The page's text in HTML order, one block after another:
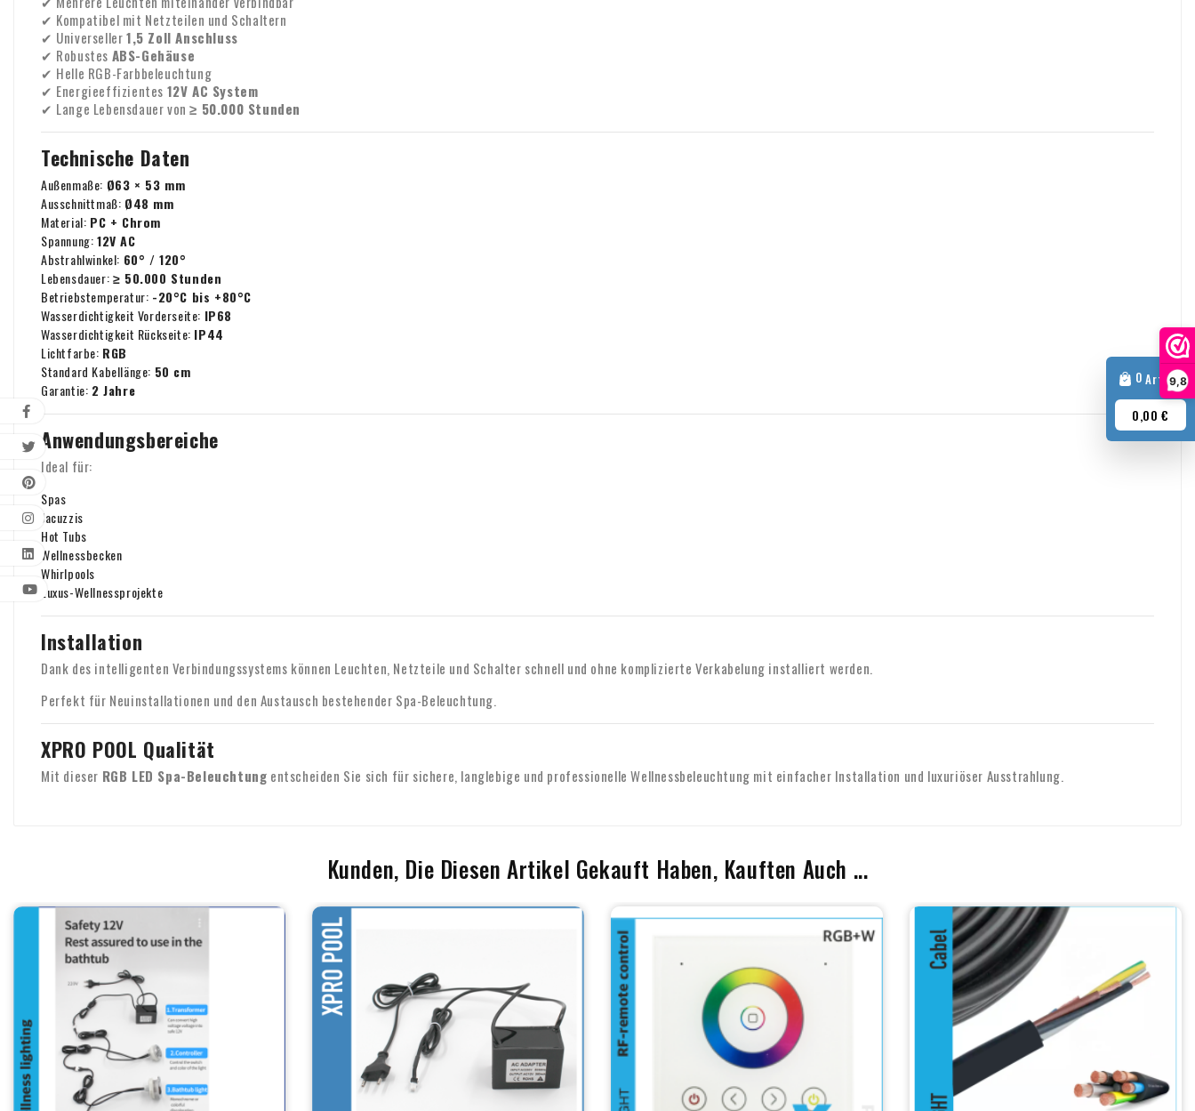
9,8
0Artikel
0,00 €
✔ Kompatibel mit Netzteilen und Schaltern
✔ Universeller1,5 Zoll Anschluss
✔ Robustes ABS-Gehäuse
✔ Helle RGB-Farbbeleuchtung
✔ Energieeffizientes 12V AC System
✔ Lange Lebensdauer von≥ 50.000 Stunden
Technische Daten
Außenmaße: Ø63 × 53 mm
Ausschnittmaß: Ø48 mm
Material: PC + Chrom
Spannung:12V AC
Abstrahlwinkel: 60° / 120°
Lebensdauer:≥ 50.000 Stunden
Betriebstemperatur: -20°C bis +80°C
Wasserdichtigkeit Vorderseite: IP68
Wasserdichtigkeit Rückseite: IP44
Lichtfarbe: RGB
Standard Kabellänge: 50 cm
Garantie: 2 Jahre
Anwendungsbereiche
Ideal für:
Spas
Jacuzzis
Hot Tubs
Wellnessbecken
Whirlpools
Luxus-Wellnessprojekte
Installation
Dank des intelligenten Verbindungssystems können Leuchten, Netzteile und Schalter schnell und ohne komplizierte Verkabelung installiert werden.
Perfekt für Neuinstallationen und den Austausch bestehender Spa-Beleuchtung.
XPRO POOL Qualität
Mit dieser RGB LED Spa-Beleuchtung entscheiden Sie sich für sichere, langlebige und professionelle Wellnessbeleuchtung mit einfacher Installation und luxuriöser Ausstrahlung.
Kunden, Die Diesen Artikel Gekauft Haben, Kauften Auch ...